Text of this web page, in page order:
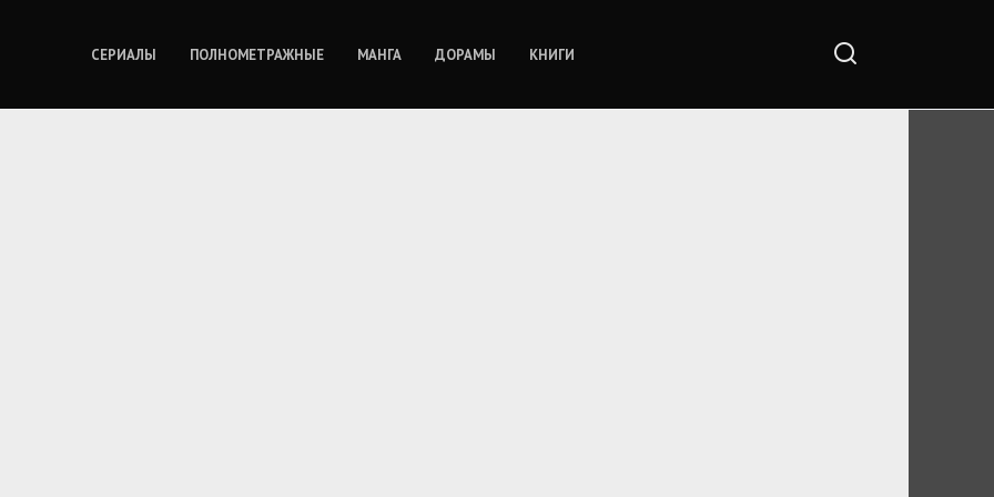
СЕРИАЛЫ ПОЛНОМЕТРАЖНЫЕ МАНГА ДОРАМЫ КНИГИ